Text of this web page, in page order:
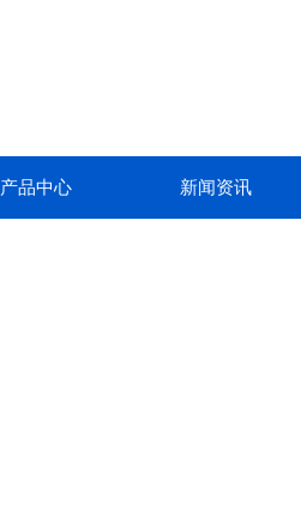
产品中心 新闻资讯